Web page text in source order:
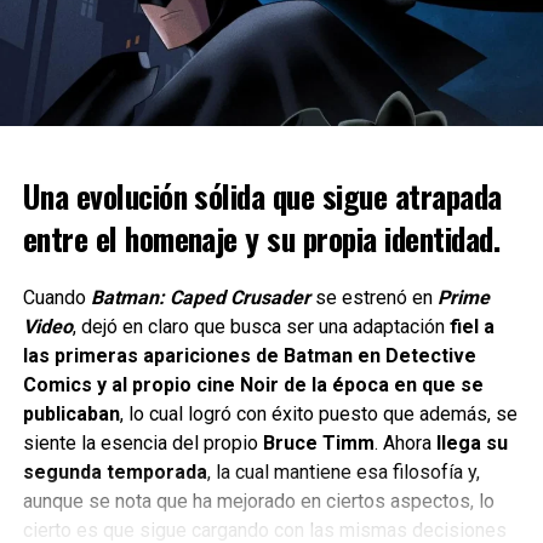
Loscontroles son precisos y responsivos, lo que se
agradece sobre todo para ciertos momentos del juego en
donde se espera que todo fluya como una escena de
escape tipo película de terror y fluya como tal y en PS5 las
cualidades del DualSense son aprovechadas para generar
un poco de tensión (aunque no mucha) al jugador.
Capy Castawayes un juego de exploración y puzzles en
perspectiva isométrica y aérea en 3D. El juego te da la
opción de disfrutarlo tanto ensolitario
como en
cooperativo, donde un jugador controla al capibara y otro
Las mecánicas principales combinan el olfatear pistas,
cavar para desenterrar objetos y aprovechar las
habilidades de volar o alcanzar zonas altas con el cuervo
Una evolución sólida que sigue atrapada
entre el homenaje y su propia identidad.
Cuando Batman: Caped Crusaderse estrenó en Prime
Video, dejó en claro que busca ser una adaptación fiel a
las primeras apariciones de Batman en Detective
Comics y al propio cine Noir de la época en que se
publicaban, lo cual logró con éxito puesto que además, se
siente la esencia del propio Bruce Timm. Ahora llega su
segunda temporada, la cual mantiene esa filosofía y,
aunque se nota que ha mejorado en ciertos aspectos, lo
cierto es que sigue cargando con las mismas decisiones